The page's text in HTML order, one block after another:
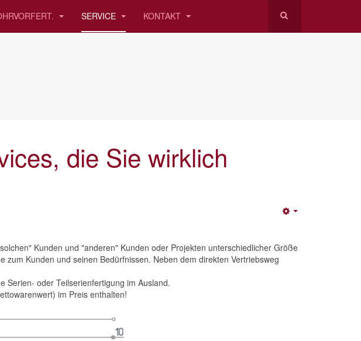
SERVICE KONTAKT
die Sie wirklich
Kunden und "anderen" Kunden oder Projekten unterschiedlicher Größe
Kunden und seinen Bedürfnissen. Neben dem direkten Vertriebsweg
Serien- oder Teilserienfertigung im Ausland.
im Preis enthalten!